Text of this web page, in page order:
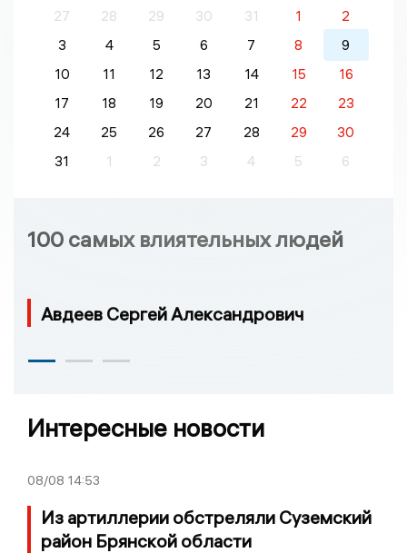
27
28 29 30 31 1
2
3
4 5 6 7 8
9
10
11 12 13 14 15
16
17
18 19 20 21 22
23
24
25 26 27 28 29
30
31
1 2 3 4 5 6
100 самых влиятельных людей
Авдеев Сергей Александрович
Интересные новости
08/08 14:53
Из артиллерии обстреляли Суземский
район Брянской области